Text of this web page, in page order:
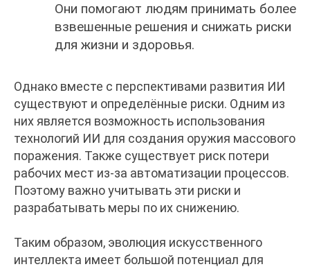
Они помогают людям принимать более
взвешенные решения и снижать риски
для жизни и здоровья.
Однако вместе с перспективами развития ИИ
существуют и определённые риски. Одним из
них является возможность использования
технологий ИИ для создания оружия массового
поражения. Также существует риск потери
рабочих мест из-за автоматизации процессов.
Поэтому важно учитывать эти риски и
разрабатывать меры по их снижению.
Таким образом, эволюция искусственного
интеллекта имеет большой потенциал для